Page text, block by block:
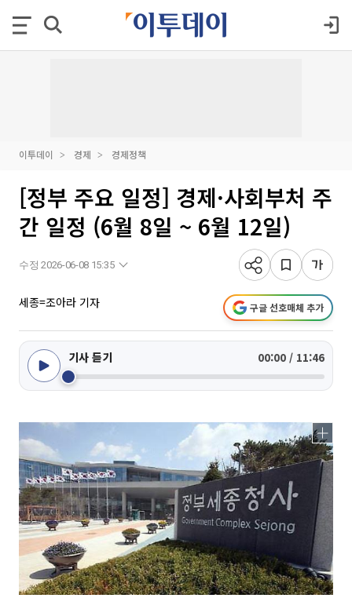
이투데이 경제 경제정책
[정부 주요 일정] 경제·사회부처 주
간 일정 (6월 8일 ~ 6월 12일)
수정 2026-06-08 15:35
세종=조아라 기자 구글 선호매체 추가
기사 듣기 00:00 / 11:46